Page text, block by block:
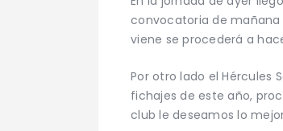
convocatoria de mañana
viene se procederá a
Por otro lado el Hércules
fichajes de este año,
club le deseamos lo